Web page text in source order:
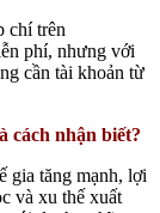
chí trên
phí, nhưng với
cần tài khoản từ
cách nhận biết?
gia tăng mạnh, lợi
và xu thế xuất